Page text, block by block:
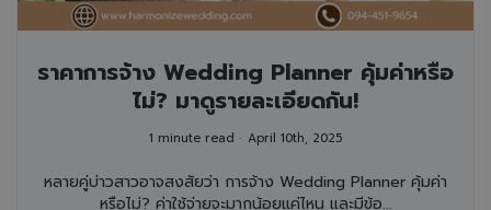
ราคาการจ้าง Wedding Planner คุ้มค่าหรือ
ไม่? มาดูรายละเอียดกัน!
1 minute read April 10th, 2025
หลายคู่บ่าวสาวอาจสงสัยว่า การจ้าง Wedding Planner คุ้มค่า
หรือไม่? ค่าใช้จ่ายจะมากน้อยแค่ไหน และมีข้อ...